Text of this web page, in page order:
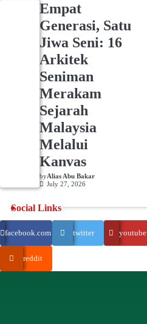
Empat
Generasi, Satu
Jiwa Seni: 16
Arkitek
Seniman
Merakam
Sejarah
Malaysia
Melalui
Kanvas
byAlias Abu Bakar
July 27, 2026
Social Links
facebook.com twitter youtube
reddit